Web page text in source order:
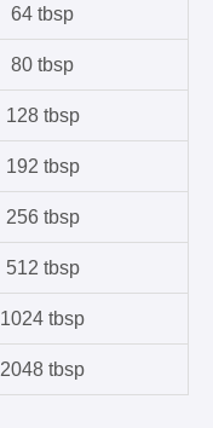
64 tbsp
80 tbsp
128 tbsp
192 tbsp
256 tbsp
512 tbsp
1024 tbsp
2048 tbsp